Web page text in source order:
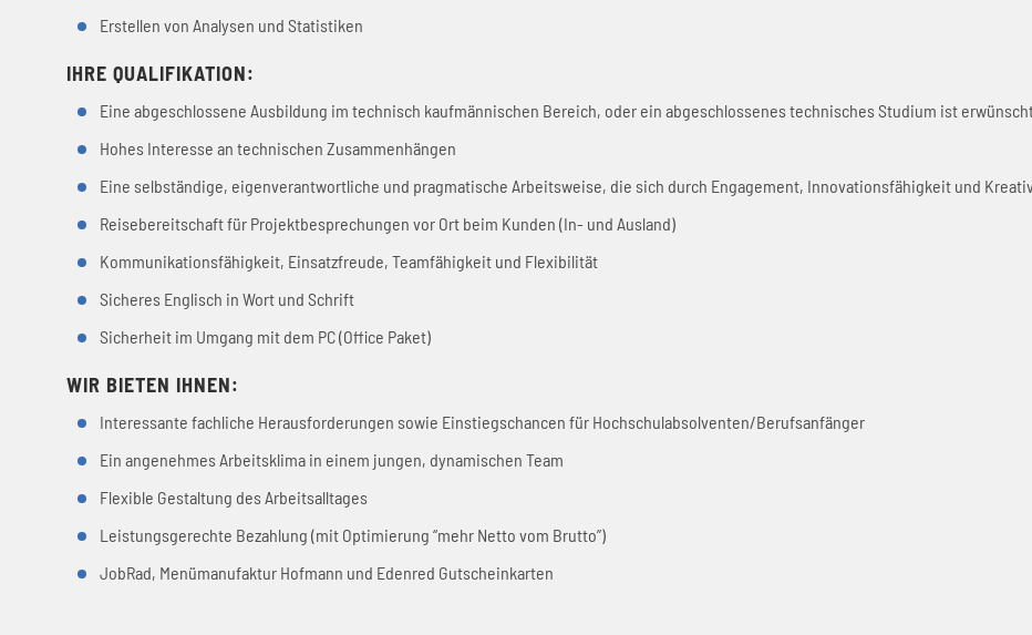
Erstellen von Analysen und Statistiken
IHRE QUALIFIKATION:
Eine abgeschlossene Ausbildung im technisch kaufmännischen Bereich, oder ein abgeschlossenes technisches Studium ist
Hohes Interesse an technischen Zusammenhängen
Eine selbständige, eigenverantwortliche und pragmatische Arbeitsweise, die sich durch Engagement, Innovationsfähigkeit und
Reisebereitschaft für Projektbesprechungen vor Ort beim Kunden (In- und Ausland)
Kommunikationsfähigkeit, Einsatzfreude, Teamfähigkeit und Flexibilität
Sicheres Englisch in Wort und Schrift
Sicherheit im Umgang mit dem PC (Office Paket)
WIR BIETEN IHNEN:
Interessante fachliche Herausforderungen sowie Einstiegschancen für Hochschulabsolventen/Berufsanfänger
Ein angenehmes Arbeitsklima in einem jungen, dynamischen Team
Flexible Gestaltung des Arbeitsalltages
Leistungsgerechte Bezahlung (mit Optimierung “mehr Netto vom Brutto”)
JobRad, Menümanufaktur Hofmann und Edenred Gutscheinkarten